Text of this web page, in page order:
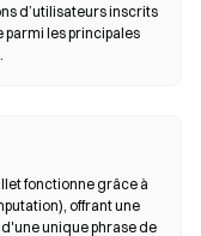
on-chain, sans
un wallet
définissez la
de l’activité
compatibles EVM
d’utilisateurs inscrits
les principales
fonctionne grâce à
offrant une
unique phrase de